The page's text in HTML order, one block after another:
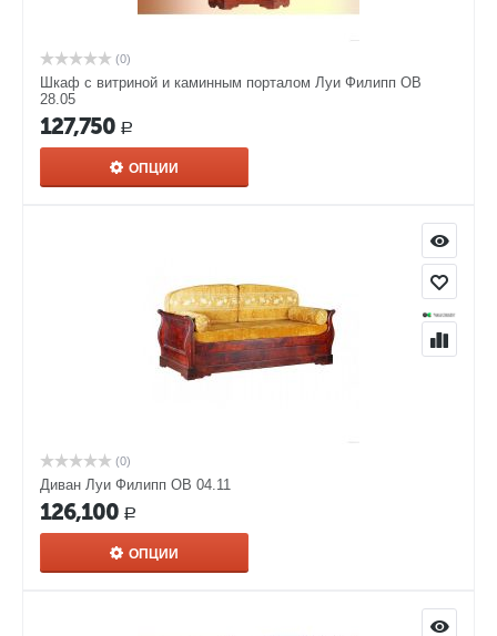
(0)
Шкаф с витриной и каминным порталом Луи Филипп ОВ
28.05
127,750 Р
ОПЦИИ
(0)
Диван Луи Филипп ОВ 04.11
126,100 Р
ОПЦИИ